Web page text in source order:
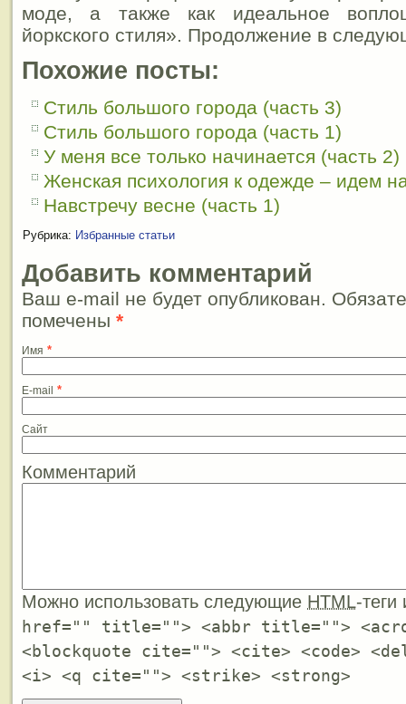
моде, а также как идеальное
йоркского стиля». Продолжение в
Похожие посты:
Стиль большого города (часть 3)
Стиль большого города (часть 1)
У меня все только начинается (часть 2)
Женская психология к одежде – идем
Навстречу весне (часть 1)
Рубрика: Избранные статьи
Добавить комментарий
Ваш e-mail не будет опубликован.
помечены *
Имя *
E-mail *
Сайт
Комментарий
Можно использовать следующие HTML-
href="" title=""> <abbr title="">
<blockquote cite=""> <cite> <code>
<i> <q cite=""> <strike> <strong>